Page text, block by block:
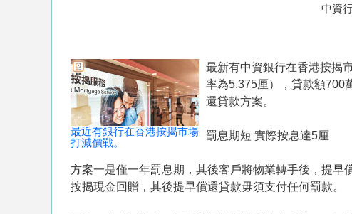
中資
最近有銀行在香港按揭市場
打減價戰。
最新有中資銀行在香港按揭
率為5.375厘），貸款額700
還貸款方案。
罰息期短 實際按息達5厘
方案一是僅一年罰息期，其後客戶將物業轉手後，提早
按揭現金回贈，其後提早償還貸款毋須支付任何罰款。